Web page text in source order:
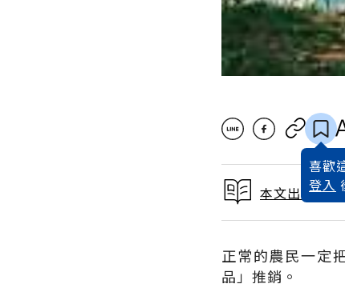
喜歡
登入
本文出自
正常的農民一定
品」推銷。